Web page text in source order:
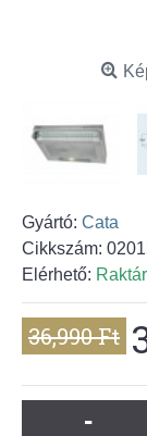
Gyártó: Cata
Cikkszám:
Elérhető:
36,990 Ft
-